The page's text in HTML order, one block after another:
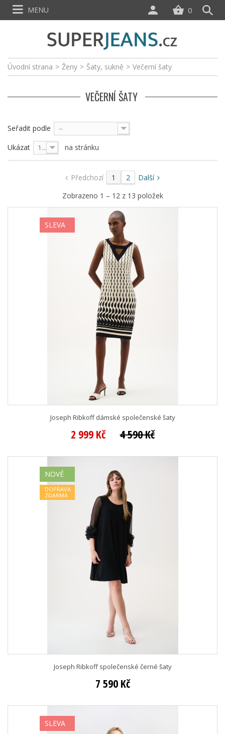
Úvodní strana > Ženy > Šaty, sukně > Večerní šaty
VEČERNÍ ŠATY
Seřadit podle --
Ukázat 12 na stránku
Předchozí 1 2
Další
Zobrazeno 1 – 12 z 13 položek
SLEVA
Joseph Ribkoff dámské společenské šaty
2 999 Kč 4 590 Kč
NOVÉ
DOPRAVA
ZDARMA
Joseph Ribkoff společenské černé šaty
7 590 Kč
SLEVA
0
MENU